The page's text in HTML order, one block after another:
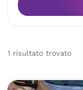
1 risultato trovato